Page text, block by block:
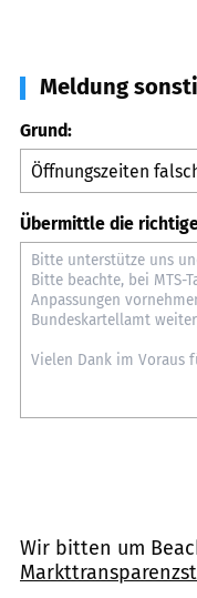
Meldung
Grund:
Übermittle die
Wir bitten um